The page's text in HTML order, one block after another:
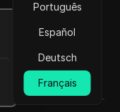
Português
Español
Deutsch
Français